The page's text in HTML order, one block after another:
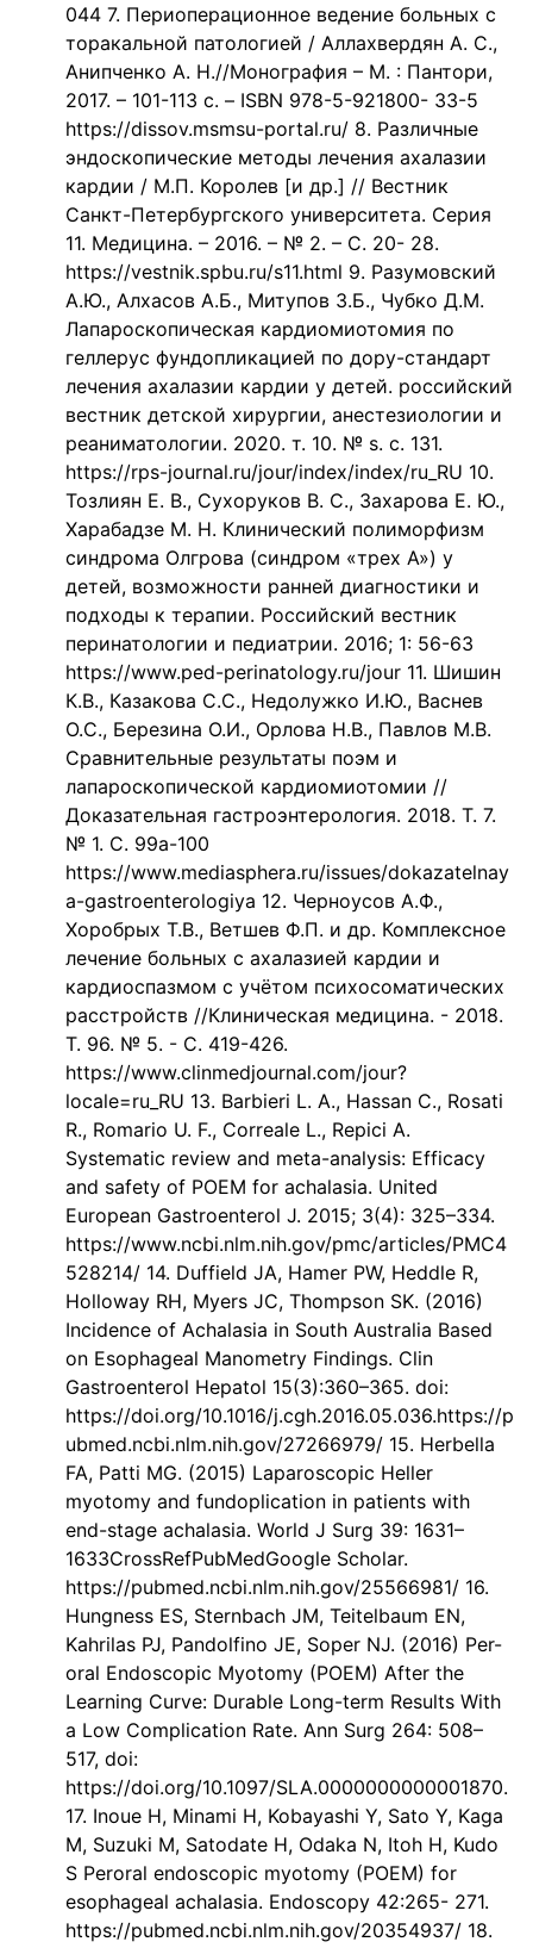
044 7. Периоперационное ведение больных с
торакальной патологией / Аллахвердян А. С.,
Анипченко А. Н.//Монография – М. : Пантори,
2017. – 101-113 с. – ISBN 978-5-921800- 33-5
https://dissov.msmsu-portal.ru/ 8. Различные
эндоскопические методы лечения ахалазии
кардии / М.П. Королев [и др.] // Вестник
Санкт-Петербургского университета. Серия
11. Медицина. – 2016. – № 2. – С. 20- 28.
https://vestnik.spbu.ru/s11.html 9. Разумовский
А.Ю., Алхасов А.Б., Митупов З.Б., Чубко Д.М.
Лапароскопическая кардиомиотомия по
геллерус фундопликацией по дору-стандарт
лечения ахалазии кардии у детей. российский
вестник детской хирургии, анестезиологии и
реаниматологии. 2020. т. 10. № s. с. 131.
https://rps-journal.ru/jour/index/index/ru_RU 10.
Тозлиян Е. В., Сухоруков В. С., Захарова Е. Ю.,
Харабадзе М. Н. Клинический полиморфизм
синдрома Олгрова (синдром «трех А») у
детей, возможности ранней диагностики и
подходы к терапии. Российский вестник
перинатологии и педиатрии. 2016; 1: 56-63
https://www.ped-perinatology.ru/jour 11. Шишин
К.В., Казакова С.С., Недолужко И.Ю., Васнев
О.С., Березина О.И., Орлова Н.В., Павлов М.В.
Сравнительные результаты поэм и
лапароскопической кардиомиотомии //
Доказательная гастроэнтерология. 2018. Т. 7.
№ 1. С. 99a-100
https://www.mediasphera.ru/issues/dokazatelnay
a-gastroenterologiya 12. Черноусов А.Ф.,
Хоробрых Т.В., Ветшев Ф.П. и др. Комплексное
лечение больных с ахалазией кардии и
кардиоспазмом с учётом психосоматических
расстройств //Клиническая медицина. - 2018.
Т. 96. № 5. - С. 419-426.
https://www.clinmedjournal.com/jour?
locale=ru_RU 13. Barbieri L. A., Hassan C., Rosati
R., Romario U. F., Correale L., Repici A.
Systematic review and meta-analysis: Efficacy
and safety of POEM for achalasia. United
European Gastroenterol J. 2015; 3(4): 325–334.
https://www.ncbi.nlm.nih.gov/pmc/articles/PMC4
528214/ 14. Duffield JA, Hamer PW, Heddle R,
Holloway RH, Myers JC, Thompson SK. (2016)
Incidence of Achalasia in South Australia Based
on Esophageal Manometry Findings. Clin
Gastroenterol Hepatol 15(3):360–365. doi:
https://doi.org/10.1016/j.cgh.2016.05.036.https://p
ubmed.ncbi.nlm.nih.gov/27266979/ 15. Herbella
FA, Patti MG. (2015) Laparoscopic Heller
myotomy and fundoplication in patients with
end-stage achalasia. World J Surg 39: 1631–
1633CrossRefPubMedGoogle Scholar.
https://pubmed.ncbi.nlm.nih.gov/25566981/ 16.
Hungness ES, Sternbach JM, Teitelbaum EN,
Kahrilas PJ, Pandolfino JE, Soper NJ. (2016) Per-
oral Endoscopic Myotomy (POEM) After the
Learning Curve: Durable Long-term Results With
a Low Complication Rate. Ann Surg 264: 508–
517, doi:
https://doi.org/10.1097/SLA.0000000000001870.
17. Inoue H, Minami H, Kobayashi Y, Sato Y, Kaga
M, Suzuki M, Satodate H, Odaka N, Itoh H, Kudo
S Peroral endoscopic myotomy (POEM) for
esophageal achalasia. Endoscopy 42:265- 271.
https://pubmed.ncbi.nlm.nih.gov/20354937/ 18.